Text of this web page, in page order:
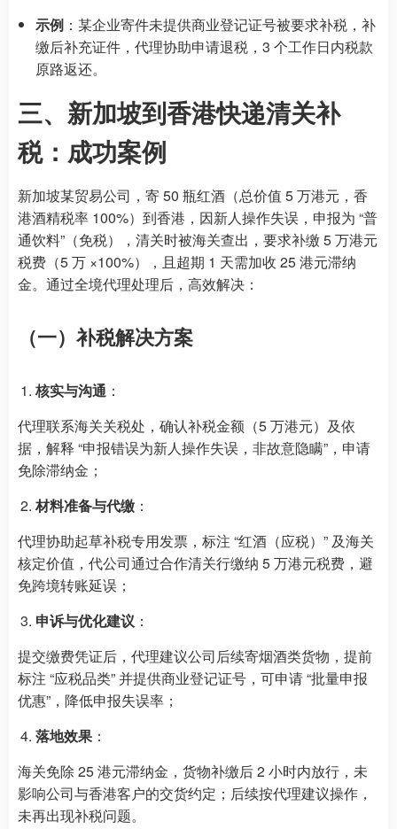
示例 ：某企业寄件未提供商业登记证号被要求补税，补
缴后补充证件，代理协助申请退税，3 个工作日内税款
原路返还。
三、新加坡到香港快递清关补
税：成功案例
新加坡某贸易公司，寄 50 瓶红酒（总价值 5 万港元，香
港酒精税率 100%）到香港，因新人操作失误，申报为 “普
通饮料”（免税），清关时被海关查出，要求补缴 5 万港元
税费（5 万 ×100%），且超期 1 天需加收 25 港元滞纳
金。通过全境代理处理后，高效解决：
（一）补税解决方案
核实与沟通 ：
代理联系海关关税处，确认补税金额（5 万港元）及依
据，解释 “申报错误为新人操作失误，非故意隐瞒”，申请
免除滞纳金；
材料准备与代缴 ：
代理协助起草补税专用发票，标注 “红酒（应税）” 及海关
核定价值，代公司通过合作清关行缴纳 5 万港元税费，避
免跨境转账延误；
申诉与优化建议 ：
提交缴费凭证后，代理建议公司后续寄烟酒类货物，提前
标注 “应税品类” 并提供商业登记证号，可申请 “批量申报
优惠”，降低申报失误率；
落地效果 ：
海关免除 25 港元滞纳金，货物补缴后 2 小时内放行，未
影响公司与香港客户的交货约定；后续按代理建议操作，
未再出现补税问题。